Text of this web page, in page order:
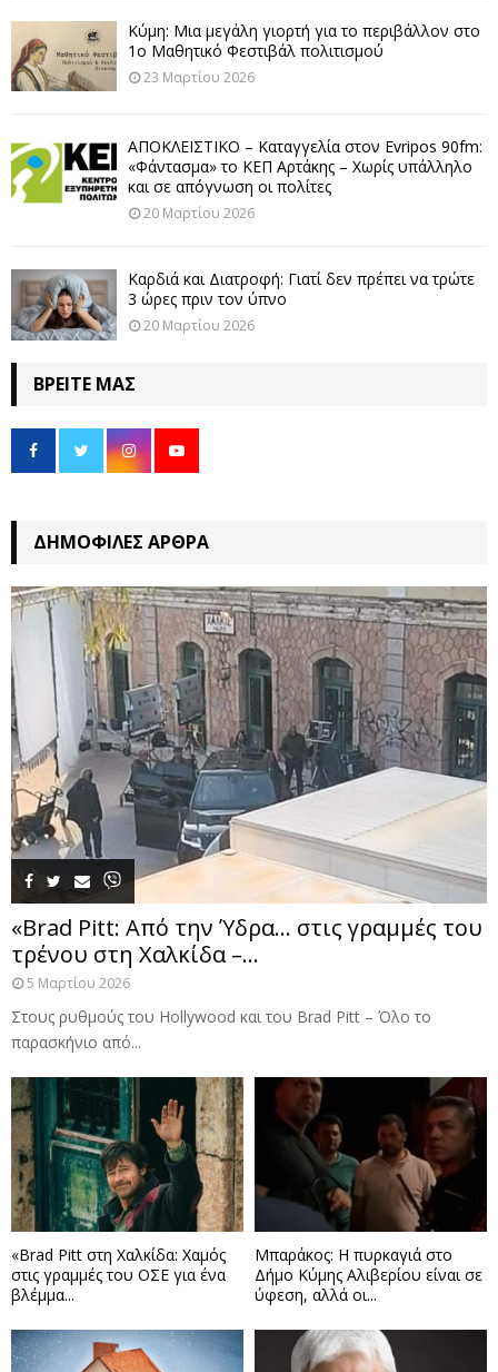
Κύμη: Μια μεγάλη γιορτή για το περιβάλλον στο
1ο Μαθητικό Φεστιβάλ πολιτισμού
23 Μαρτίου 2026
ΑΠΟΚΛΕΙΣΤΙΚΟ – Καταγγελία στον Evripos 90fm:
«Φάντασμα» το ΚΕΠ Αρτάκης – Χωρίς υπάλληλο
και σε απόγνωση οι πολίτες
20 Μαρτίου 2026
Καρδιά και Διατροφή: Γιατί δεν πρέπει να τρώτε
3 ώρες πριν τον ύπνο
20 Μαρτίου 2026
ΒΡΕΊΤΕ ΜΑΣ
ΔΗΜΟΦΙΛΈΣ ΆΡΘΡΑ
«Brad Pitt: Από την Ύδρα… στις γραμμές του
τρένου στη Χαλκίδα –...
5 Μαρτίου 2026
Στους ρυθμούς του Hollywood και του Brad Pitt – Όλο το
παρασκήνιο από...
«Brad Pitt στη Χαλκίδα: Χαμός
στις γραμμές του ΟΣΕ για ένα
βλέμμα...
Μπαράκος: Η πυρκαγιά στο
Δήμο Κύμης Αλιβερίου είναι σε
ύφεση, αλλά οι...